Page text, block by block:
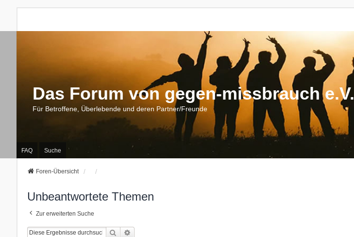
Das Forum von gegen-missbrauch e.V.
Für Betroffene, Überlebende und deren Partner/Freunde
FAQ Suche
Foren-Übersicht
Unbeantwortete Themen
Zur erweiterten Suche
Suche